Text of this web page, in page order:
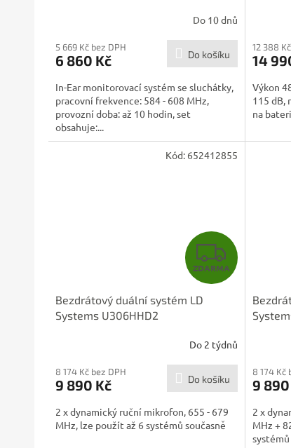
R
M
A
Do 10 dnů
5 669 Kč bez DPH
6 860 Kč Do košíku
In-Ear monitorovací systém se sluchátky,
pracovní frekvence: 584 - 608 MHz,
provozní doba: až 10 hodin, set
obsahuje:...
12 388
14
Výkon
115 dB,
na
Z
D
R
M
A
ZDARMA
Bezdrátový duální systém LD
Systems U306HHD2
Do 2 týdnů
8 174 Kč bez DPH
9 890 Kč Do košíku
2 x dynamický ruční mikrofon, 655 - 679
MHz, lze použít až 6 systémů současně
Kód: 652412855
8 174 Kč
9
2 x
MHz +
systémů